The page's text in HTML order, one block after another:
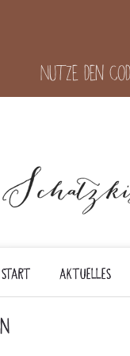
Nutze den
START AKTUELLES